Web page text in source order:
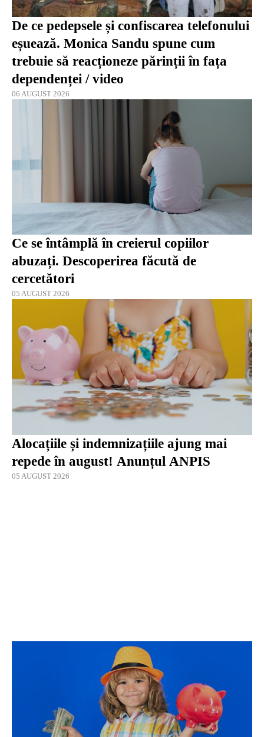
De ce pedepsele și confiscarea telefonului
eșuează. Monica Sandu spune cum
trebuie să reacționeze părinții în fața
dependenței / video
06 AUGUST 2026
Ce se întâmplă în creierul copiilor
abuzați. Descoperirea făcută de
cercetători
05 AUGUST 2026
Alocațiile și indemnizațiile ajung mai
repede în august! Anunțul ANPIS
05 AUGUST 2026